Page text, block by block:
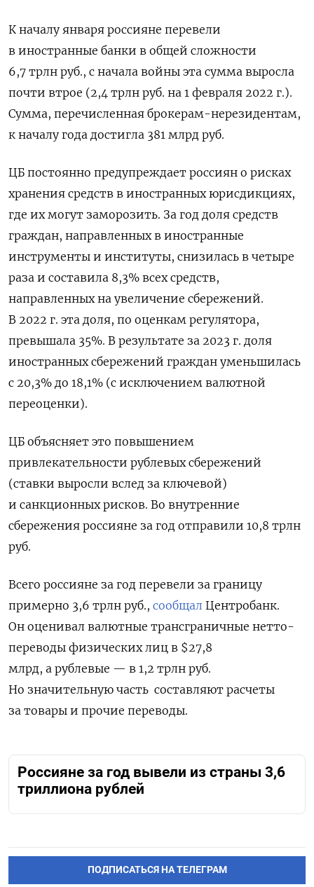
К началу января россияне перевели
в иностранные банки в общей сложности
6,7 трлн руб., с начала войны эта сумма выросла
почти втрое (2,4 трлн руб. на 1 февраля 2022 г.).
Сумма, перечисленная брокерам-нерезидентам,
к началу года достигла 381 млрд руб.
ЦБ постоянно предупреждает россиян о рисках
хранения средств в иностранных юрисдикциях,
где их могут заморозить. За год доля средств
граждан, направленных в иностранные
инструменты и институты, снизилась в четыре
раза и составила 8,3% всех средств,
направленных на увеличение сбережений.
В 2022 г. эта доля, по оценкам регулятора,
превышала 35%. В результате за 2023 г. доля
иностранных сбережений граждан уменьшилась
с 20,3% до 18,1% (с исключением валютной
переоценки).
ЦБ объясняет это повышением
привлекательности рублевых сбережений
(ставки выросли вслед за ключевой)
и санкционных рисков. Во внутренние
сбережения россияне за год отправили 10,8 трлн
руб.
Всего россияне за год перевели за границу
примерно 3,6 трлн руб., сообщал Центробанк.
Он оценивал валютные трансграничные нетто-
переводы физических лиц в $27,8
млрд, а рублевые — в 1,2 трлн руб.
Но значительную часть составляют расчеты
за товары и прочие переводы.
Россияне за год вывели из страны 3,6
триллиона рублей
ПОДПИСАТЬСЯ НА ТЕЛЕГРАМ